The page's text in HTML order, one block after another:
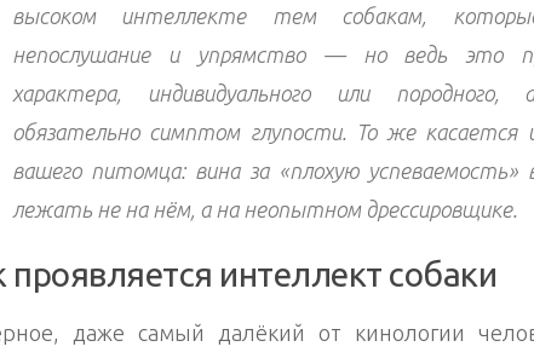
высоком интеллекте тем собакам,
непослушание и упрямство — но ведь это
характера, индивидуального или
обязательно симптом глупости. То же касается
вашего питомца: вина за «плохую
лежать не на нём, а на неопытном дрессировщике.
проявляется интеллект собаки
даже самый далёкий от кинологии